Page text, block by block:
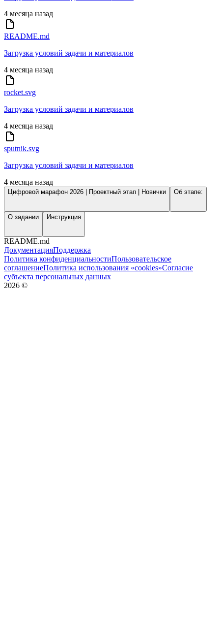
4 месяца назад
README.md
Загрузка условий задачи и материалов
4 месяца назад
rocket.svg
Загрузка условий задачи и материалов
4 месяца назад
sputnik.svg
Загрузка условий задачи и материалов
4 месяца назад
Цифровой марафон 2026 | Проектный этап | Новички Об этапе:
О задании Инструкция
README.md
ДокументацияПоддержка
Политика конфиденциальностиПользовательское
соглашениеПолитика использования «cookies»Согласие
субъекта персональных данных
2026 ©